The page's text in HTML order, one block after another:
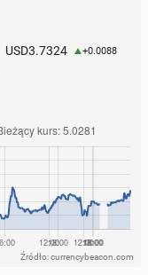
USD3.7324 +0.0088
Źródło: currencybeacon.com